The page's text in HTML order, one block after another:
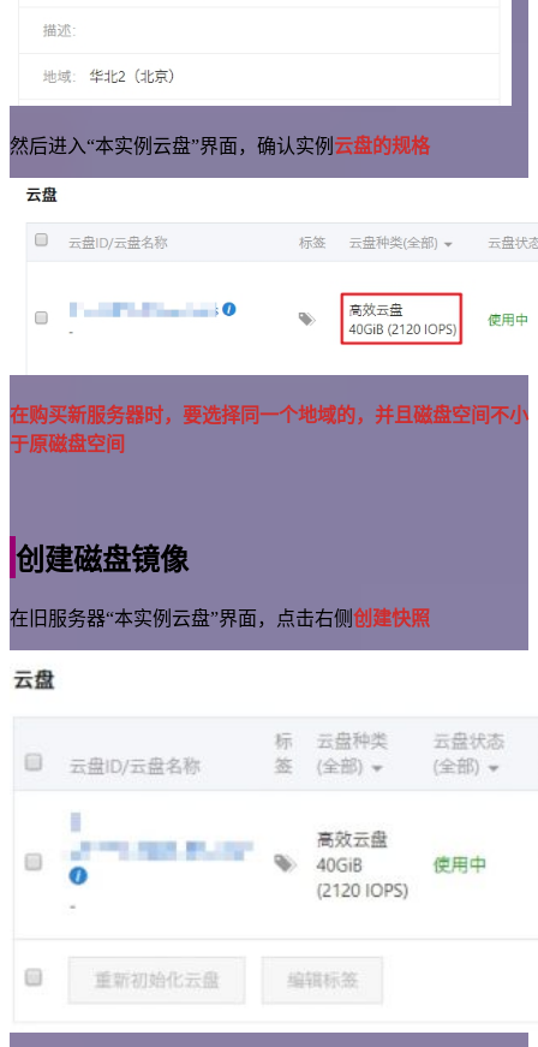
然后进入“本实例云盘”界面，确认实例 云盘的规格
在购买新服务器时，要选择同一个地域的，并且磁盘空间不小
于原磁盘空间
创建磁盘镜像
在旧服务器“本实例云盘”界面，点击右侧创建快照